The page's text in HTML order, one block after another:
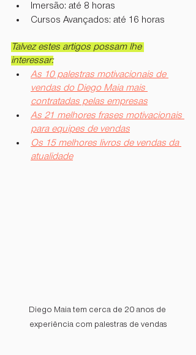
Imersão: até 8 horas
Cursos Avançados: até 16 horas
Talvez estes artigos possam lhe
interessar:
As 10 palestras motivacionais de
vendas do Diego Maia mais
contratadas pelas empresas
As 21 melhores frases motivacionais
para equipes de vendas
Os 15 melhores livros de vendas da
atualidade
Diego Maia tem cerca de 20 anos de
experiência com palestras de vendas